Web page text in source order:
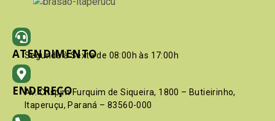
ATENDIMENTO
Segunda à Sexta de 08:00h às 17:00h
ENDEREÇO
Av. Crispim Furquim de Siqueira, 1800 – Butieirinho,
Itaperuçu, Paraná – 83560-000